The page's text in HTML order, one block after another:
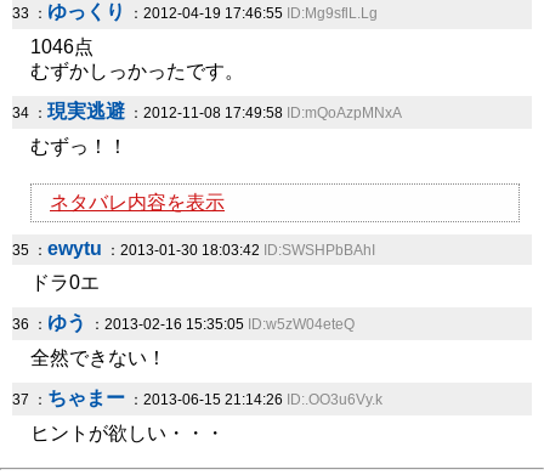
33 ： ゆっくり ：2012-04-19 17:46:55 ID:Mg9sflL.Lg
1046点
むずかしっかったです。
34 ： 現実逃避 ：2012-11-08 17:49:58 ID:mQoAzpMNxA
むずっ！！
ネタバレ内容を表示
35 ： ewytu ：2013-01-30 18:03:42 ID:SWSHPbBAhI
ドラ0エ
36 ： ゆう ：2013-02-16 15:35:05 ID:w5zW04eteQ
全然できない！
37 ： ちゃまー ：2013-06-15 21:14:26 ID:.OO3u6Vy.k
ヒントが欲しい・・・